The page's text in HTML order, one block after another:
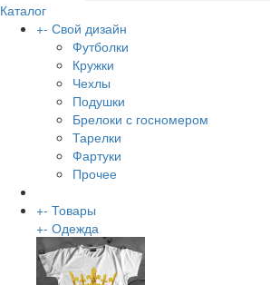
Каталог
+- Свой дизайн
Футболки
Кружки
Чехлы
Подушки
Брелоки с госномером
Тарелки
Фартуки
Прочее
+- Товары
+- Одежда